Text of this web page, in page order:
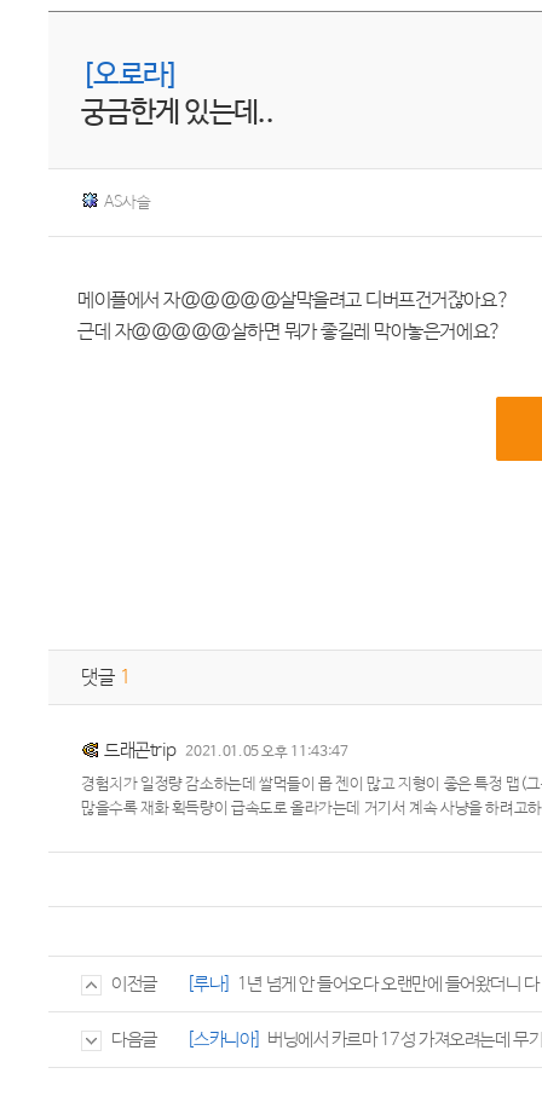
[오로라]
궁금한게 있는데..
AS사슬
메이플에서 자@@@@@살막을려고 디버프건거잖아요?
근데 자@@@@@살하면 뭐가 좋길레 막아놓은거에요?
댓글 1
드래곤trip 2021.01.05 오후 11:43:47
경험치가 일정량 감소하는데 쌀먹들이 몹 젠이 많고 지형이 좋은 특정 맵(
많을수록 재화 획득량이 급속도로 올라가는데 거기서 계속 사냥을 하려
이전글 [루나] 1년 넘게 안 들어오다 오랜만에 들어왔더니
다음글 [스카니아] 버닝에서 카르마 17성 가져오려는데 무